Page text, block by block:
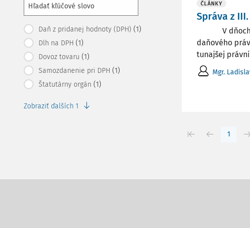
Daň z pridanej hodnoty (DPH) (1)
Dlh na DPH (1)
Dovoz tovaru (1)
Samozdanenie pri DPH (1)
Štatutárny orgán (1)
Zobraziť ďalších 1
ČLÁNKY
Správa z
V dňoch 15.
daňového
tunajšej
Mgr.
1